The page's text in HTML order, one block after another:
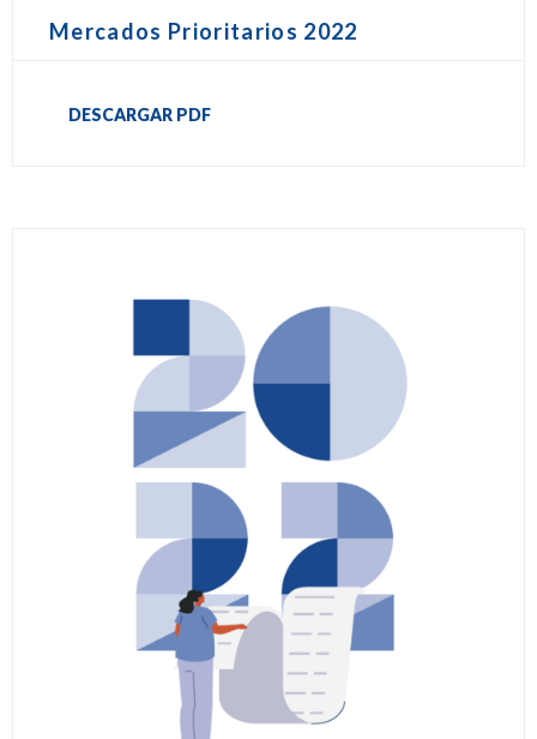
Mercados Prioritarios 2022
DESCARGAR PDF